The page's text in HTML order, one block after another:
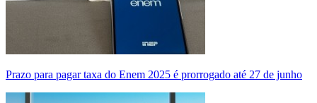
Prazo para pagar taxa do Enem 2025 é prorrogado até 27 de junho